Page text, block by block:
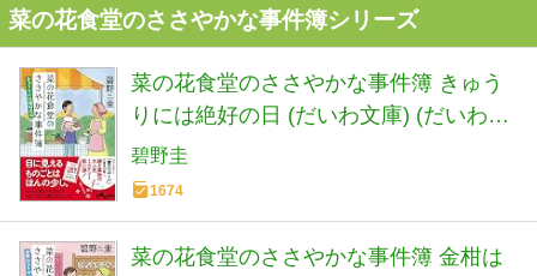
菜の花食堂のささやかな事件簿シリーズ
菜の花食堂のささやかな事件簿 きゅう
りには絶好の日 (だいわ文庫) (だいわ文
庫 I 313-2)
碧野圭
1674
菜の花食堂のささやかな事件簿 金柑は